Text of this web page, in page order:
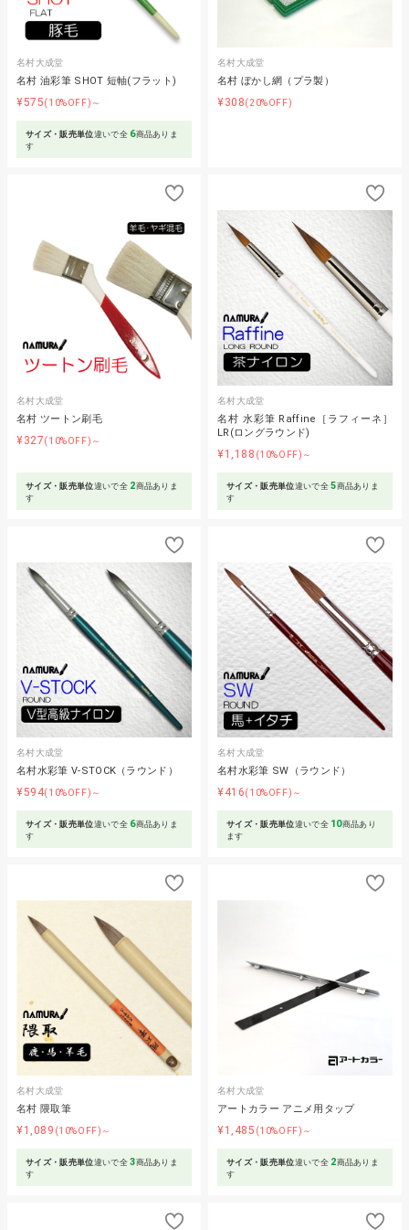
名村大成堂
名村 油彩筆 SHOT 短軸(フラット)
¥575(10%OFF)～
サイズ・販売単位違いで全 6商品ありま
す
名村大成堂
名村 ぼかし網（プラ製）
¥308(20%OFF)
名村大成堂
名村 ツートン刷毛
¥327(10%OFF)～
サイズ・販売単位違いで全 2商品ありま
す
名村大成堂
名村 水彩筆 Raffine［ラフィーネ］
LR(ロングラウンド)
¥1,188 (10%OFF)～
サイズ・販売単位違いで全5商品ありま
す
名村大成堂
名村水彩筆 V-STOCK（ラウンド）
¥594(10%OFF)～
サイズ・販売単位違いで全 6商品ありま
す
名村大成堂
名村水彩筆 SW（ラウンド）
¥416(10%OFF)～
サイズ・販売単位違いで全 10商品あり
ます
名村大成堂
名村 隈取筆
¥1,089 (10%OFF)～
サイズ・販売単位違いで全3商品ありま
す
名村大成堂
アートカラー アニメ用タップ
¥1,485 (10%OFF)～
サイズ・販売単位違いで全 2商品ありま
す